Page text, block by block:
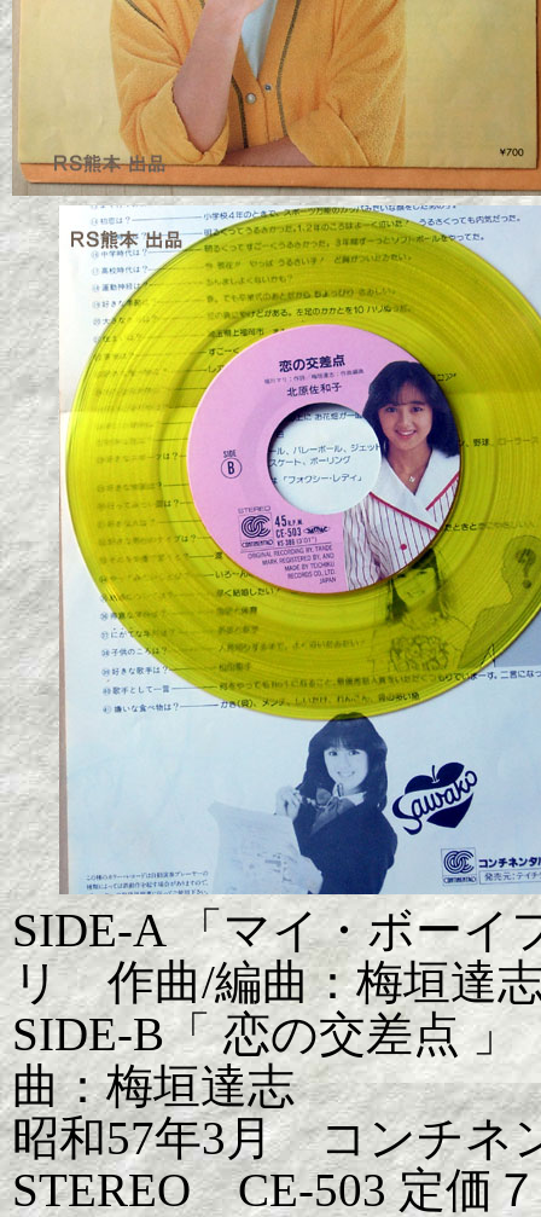
SIDE-A 「マイ・ボー
リ 作曲/編曲：梅垣達
SIDE-B「 恋の交差点
曲：梅垣達志
昭和57年3月 コンチネ
STEREO CE-503 定価